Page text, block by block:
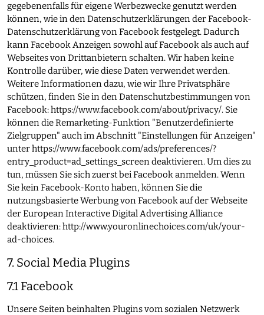
gegebenenfalls für eigene Werbezwecke genutzt werden
können, wie in den Datenschutzerklärungen der Facebook-
Datenschutzerklärung von Facebook festgelegt. Dadurch
kann Facebook Anzeigen sowohl auf Facebook als auch auf
Webseites von Drittanbietern schalten. Wir haben keine
Kontrolle darüber, wie diese Daten verwendet werden.
Weitere Informationen dazu, wie wir Ihre Privatsphäre
schützen, finden Sie in den Datenschutzbestimmungen von
Facebook:https://www.facebook.com/about/privacy/. Sie
können die Remarketing-Funktion "Benutzerdefinierte
Zielgruppen" auch im Abschnitt "Einstellungen für Anzeigen"
unterhttps://www.facebook.com/ads/preferences/?
entry_product=ad_settings_screendeaktivieren. Um dies zu
tun, müssen Sie sich zuerst bei Facebook anmelden. Wenn
Sie kein Facebook-Konto haben, können Sie die
nutzungsbasierte Werbung von Facebook auf der Webseite
der European Interactive Digital Advertising Alliance
deaktivieren:http://www.youronlinechoices.com/uk/your-
ad-choices.
7. Social Media Plugins
7.1 Facebook
Unsere Seiten beinhalten Plugins vom sozialen Netzwerk